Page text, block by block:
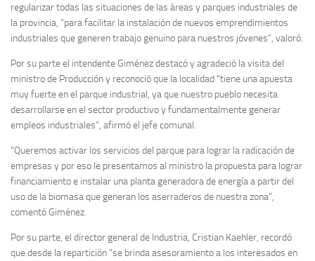
regularizar todas las situaciones de las áreas y parques industriales de
la provincia, “para facilitar la instalación de nuevos emprendimientos
industriales que generen trabajo genuino para nuestros jóvenes”, valoró.
Por su parte el intendente Giménez destacó y agradeció la visita del
ministro de Producción y reconoció que la localidad “tiene una apuesta
muy fuerte en el parque industrial, ya que nuestro pueblo necesita
desarrollarse en el sector productivo y fundamentalmente generar
empleos industriales”, afirmó el jefe comunal.
“Queremos activar los servicios del parque para lograr la radicación de
empresas y por eso le presentamos al ministro la propuesta para lograr
financiamiento e instalar una planta generadora de energía a partir del
uso de la biomasa que generan los aserraderos de nuestra zona”,
comentó Giménez.
Por su parte, el director general de Industria, Cristian Kaehler, recordó
que desde la repartición “se brinda asesoramiento a los interesados en